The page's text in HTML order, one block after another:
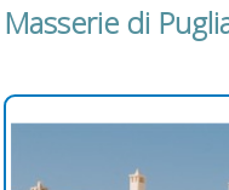
Masserie di